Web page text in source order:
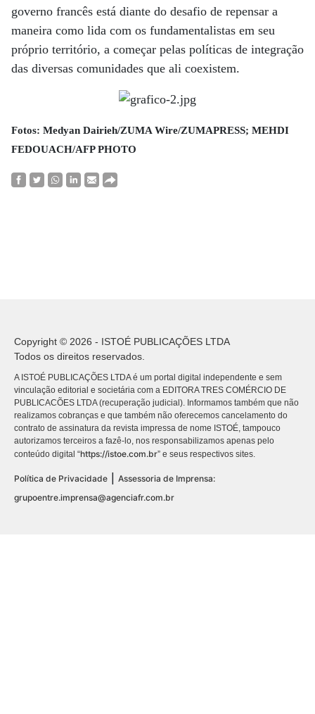
governo francês está diante do desafio de repensar a
maneira como lida com os fundamentalistas em seu
próprio território, a começar pelas políticas de integração
das diversas comunidades que ali coexistem.
Fotos: Medyan Dairieh/ZUMA Wire/ZUMAPRESS; MEHDI
FEDOUACH/AFP PHOTO
Copyright © 2026 - ISTOÉ PUBLICAÇÕES LTDA
Todos os direitos reservados.
A ISTOÉ PUBLICAÇÕES LTDA é um portal digital independente e sem
vinculação editorial e societária com a EDITORA TRES COMÉRCIO DE
PUBLICACÕES LTDA (recuperação judicial). Informamos também que não
realizamos cobranças e que também não oferecemos cancelamento do
contrato de assinatura da revista impressa de nome ISTOÉ, tampouco
autorizamos terceiros a fazê-lo, nos responsabilizamos apenas pelo
conteúdo digital “https://istoe.com.br” e seus respectivos sites.
Política de Privacidade
Assessoria de Imprensa:
grupoentre.imprensa@agenciafr.com.br